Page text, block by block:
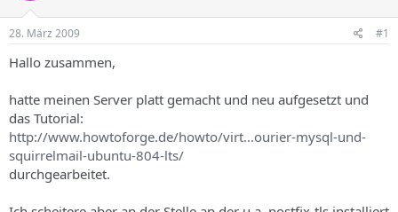
e
r
s
T
h
e
m
d
t
u
28. März 2009 #1
Hallo zusammen,
hatte meinen Server platt gemacht und neu aufgesetzt und
das Tutorial:
http://www.howtoforge.de/howto/virt...ourier-mysql-und-
squirrelmail-ubuntu-804-lts/
durchgearbeitet.